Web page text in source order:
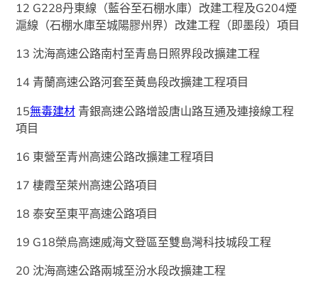
12 G228丹東線（藍谷至石棚水庫）改建工程及G204煙
滬線（石棚水庫至城陽膠州界）改建工程（即墨段）項目
13 沈海高速公路南村至青島日照界段改擴建工程
14 青蘭高速公路河套至黃島段改擴建工程項目
15無毒建材 青銀高速公路增設唐山路互通及連接線工程
項目
16 東營至青州高速公路改擴建工程項目
17 棲霞至萊州高速公路項目
18 泰安至東平高速公路項目
19 G18榮烏高速威海文登區至雙島灣科技城段工程
20 沈海高速公路兩城至汾水段改擴建工程